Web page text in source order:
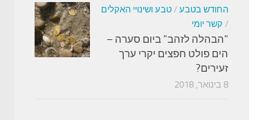
החודש בטבע / טבע ושינויי האקלים
/ קשר יומי
"הבהלה לזהב" ביום סערה –
הים פולט חפצים יקרי ערך
זעירים?
8 בינואר, 2018